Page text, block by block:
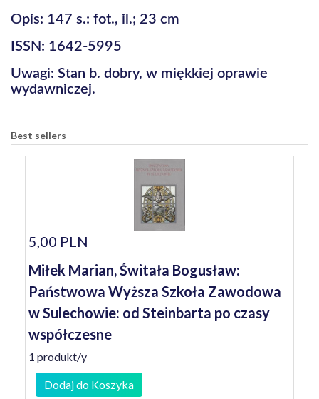
Opis: 147 s.: fot., il.; 23 cm
ISSN: 1642-5995
Uwagi: Stan b. dobry, w miękkiej oprawie
wydawniczej.
Best sellers
5,00 PLN
Miłek Marian, Świtała Bogusław:
Państwowa Wyższa Szkoła Zawodowa
w Sulechowie: od Steinbarta po czasy
współczesne
1 produkt/y
Dodaj do Koszyka